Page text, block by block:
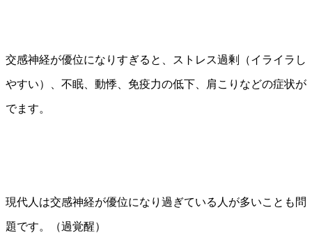
交感神経が優位になりすぎると、ストレス過剰（イライラし
やすい）、不眠、動悸、免疫力の低下、肩こりなどの症状が
でます。
現代人は交感神経が優位になり過ぎている人が多いことも問
題です。（過覚醒）